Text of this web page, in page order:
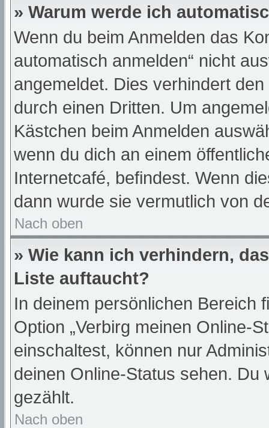
» Warum werde ich
Wenn du beim Anmelden das
automatisch anmelden“ nicht
angemeldet. Dies verhindert
durch einen Dritten. Um
Kästchen beim Anmelden
wenn du dich an einem
Internetcafé, befindest. Wenn
dann wurde sie vermutlich von
Nach oben
» Wie kann ich verhindern,
Liste auftaucht?
In deinem persönlichen Bereich
Option „Verbirg meinen Online-
einschaltest, können nur
deinen Online-Status sehen.
gezählt.
Nach oben